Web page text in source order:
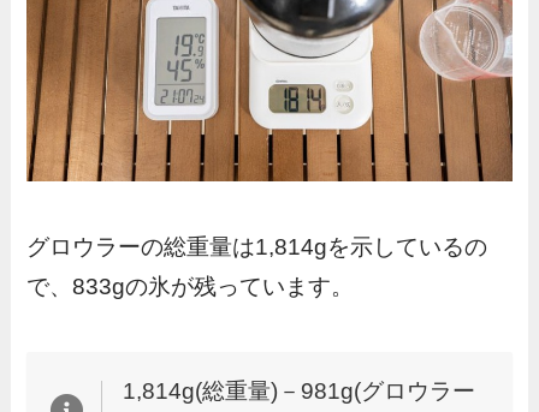
グロウラーの総重量は1,814gを示しているの
で、833gの氷が残っています。
1,814g(総重量)－981g(グロウラー